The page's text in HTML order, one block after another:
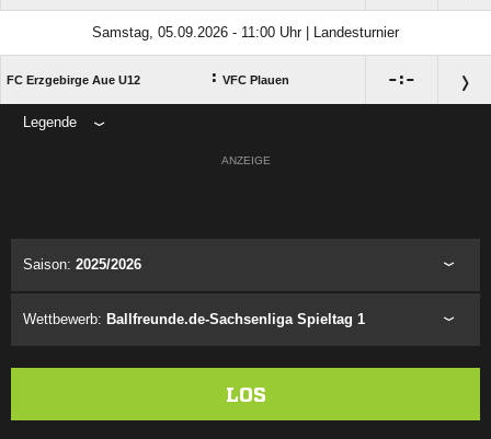
Samstag, 05.09.2026 - 11:00 Uhr | Landesturnier
FC Erzgebirge Aue U12 : VFC Plauen :
Legende
ANZEIGE
Saison: 2025/2026
Wettbewerb: Ballfreunde.de-Sachsenliga Spieltag 1
LOS